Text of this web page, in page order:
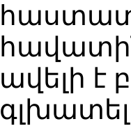
հաստատ
ավելի է